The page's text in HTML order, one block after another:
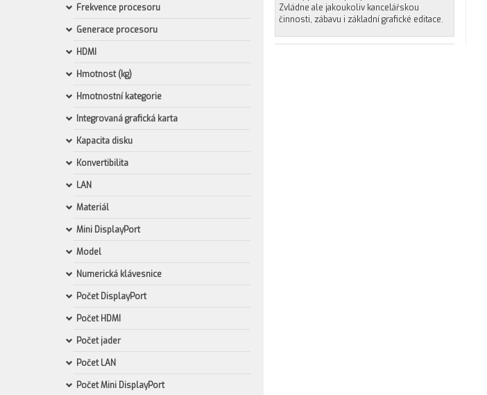
Frekvence procesoru
Generace procesoru
HDMI
Hmotnost (kg)
Hmotnostní kategorie
Integrovaná grafická karta
Kapacita disku
Konvertibilita
LAN
Materiál
Mini DisplayPort
Model
Numerická klávesnice
Počet DisplayPort
Počet HDMI
Počet jader
Počet LAN
Počet Mini DisplayPort
Zvládne ale jakoukoliv kancelářskou
činnosti, zábavu i základní grafické editace.